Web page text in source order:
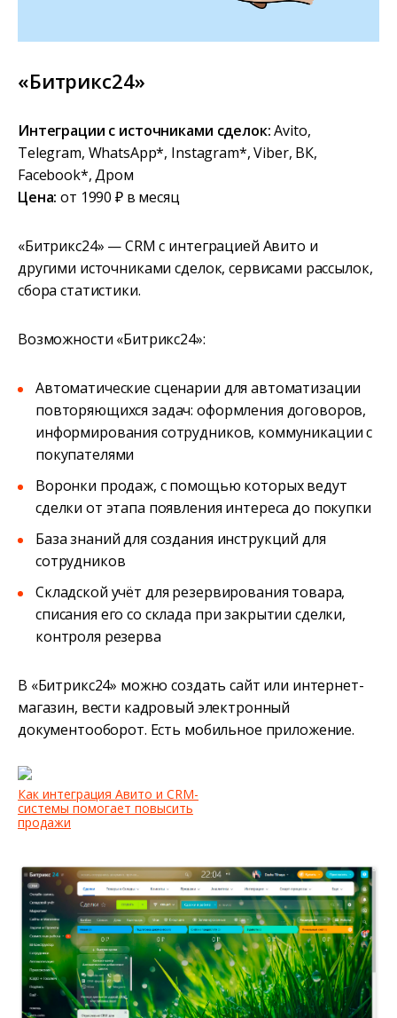
«Битрикс24»
Интеграции с источниками сделок:Avito,
Telegram, WhatsApp*, Instagram*, Viber, ВК,
Facebook*, Дром
Цена: от 1990 ₽ в месяц
«Битрикс24» — CRM с интеграцией Авито и
другими источниками сделок, сервисами рассылок,
сбора статистики.
Возможности «Битрикс24»:
Автоматические сценарии для автоматизации
повторяющихся задач: оформления договоров,
информирования сотрудников, коммуникации с
покупателями
Воронки продаж, с помощью которых ведут
сделки от этапа появления интереса до покупки
База знаний для создания инструкций для
сотрудников
Складской учёт для резервирования товара,
списания его со склада при закрытии сделки,
контроля резерва
В «Битрикс24» можно создать сайт или интернет-
магазин, вести кадровый электронный
документооборот. Есть мобильное приложение.
Как интеграция Авито и CRM-
системы помогает повысить
продажи